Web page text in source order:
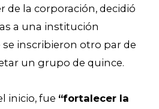
de la corporación, decidió
a una institución
inscribieron otro par de
un grupo de quince.
inicio, fue “fortalecer la